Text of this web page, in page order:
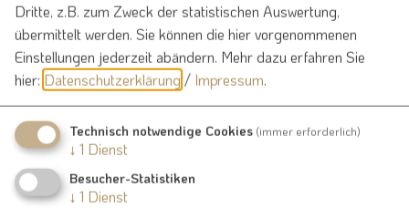
E-Mail:
simone.hausner@vg-nennslingen.de
Fax:
09147 9411-23
Zimmer:
10
Dritte, z.B. zum Zweck der statistischen Auswertung,
übermittelt werden. Sie können die hier vorgenommenen
Einstellungen jederzeit abändern. Mehr dazu erfahren Sie
hier: Datenschutzerklärung/ Impressum.
Technisch notwendige Cookies (immer erforderlich)
↓ 1 Dienst
Besucher-Statistiken
↓ 1 Dienst